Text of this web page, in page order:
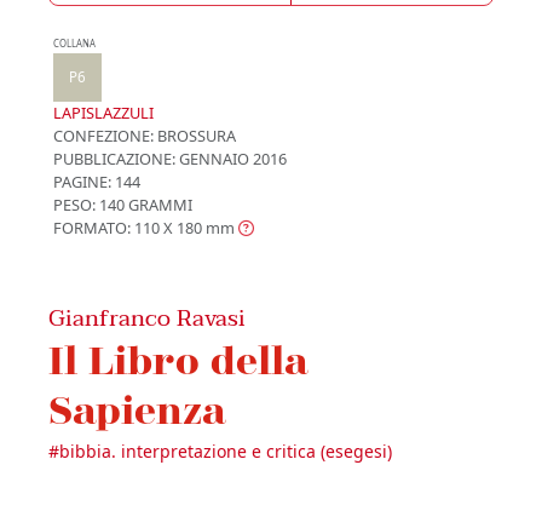
COLLANA
P6
LAPISLAZZULI
CONFEZIONE: BROSSURA
PUBBLICAZIONE:GENNAIO 2016
PAGINE: 144
PESO: 140 GRAMMI
FORMATO: 110 X 180 mm
Gianfranco Ravasi
Il Libro della
Sapienza
#bibbia. interpretazione e critica (esegesi)